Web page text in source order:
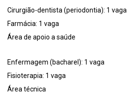
Cirurgião-dentista (periodontia): 1 vaga
Farmácia: 1 vaga
Área de apoio a saúde
Enfermagem (bacharel): 1 vaga
Fisioterapia: 1 vaga
Área técnica